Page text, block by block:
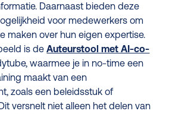
Daarnaast bieden deze
voor medewerkers om
maken over hun eigen expertise.
is deAuteurstool met AI-co-
waarmee je in no-time een
maakt van een
zoals een beleidsstuk of
versnelt niet alleen het delen van